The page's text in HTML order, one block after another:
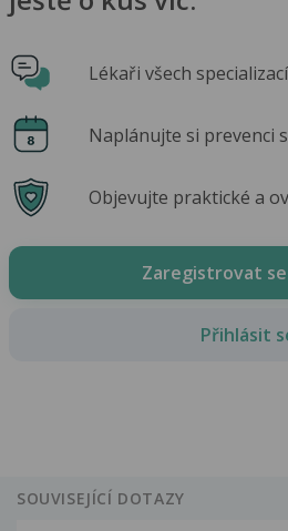
Lékaři všech
Naplánujte si prevenci
Objevujte praktické a
Zaregistrovat
Přihlásit
SOUVISEJÍCÍ DOTAZY